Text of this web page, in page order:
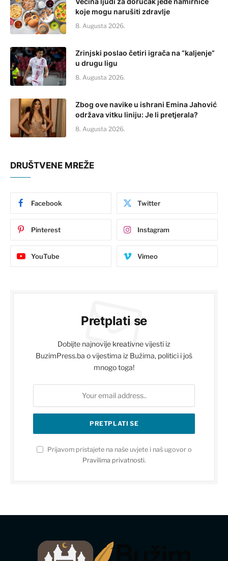
koje mogu narušiti zdravlje
8. Augusta 2026.
Zrinjski poslao četiri igrača na “kaljenje”
u drugu ligu
8. Augusta 2026.
Zbog ove navike u ishrani Emina Jahović
održava vitku liniju: Je li pretjerala?
8. Augusta 2026.
DRUŠTVENE MREŽE
Facebook Twitter
Pinterest Instagram
YouTube Vimeo
Pretplati se
Dobijte najnovije kreativne vijesti iz
BuzimPress.ba o vijestima iz Bužima, politici i još
mnogo toga!
Prijavom pristajete na naše uvjete i naš ugovor o
Pravilima privatnosti.